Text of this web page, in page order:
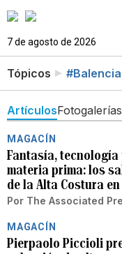
7 de agosto de 2026
Tópicos
ArtículosFotogalerías
MAGACÍN
Fantasía, tecnología
materia prima: los
de la Alta Costura
Por The Associated
MAGACÍN
Pierpaolo Piccioli